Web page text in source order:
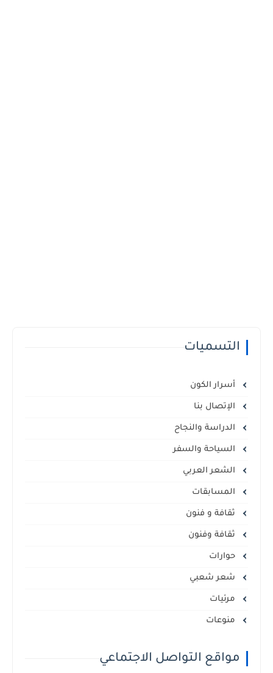
التسميات
أسرار الكون
الإتصال بنا
الدراسة والنجاح
السياحة والسفر
الشعر العربي
المسابقات
ثقافة و فنون
ثقافة وفنون
حوارات
شعر شعبي
مرئيات
منوعات
مواقع التواصل الاجتماعي